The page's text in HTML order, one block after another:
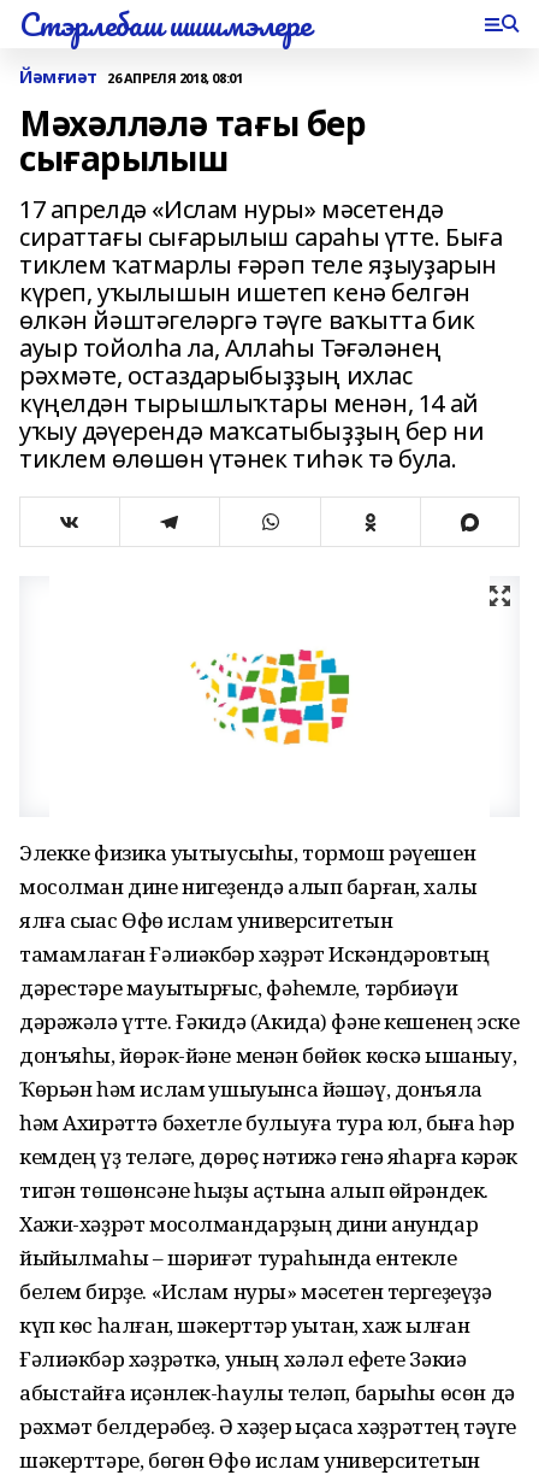
Стэрлебаш шишмэлере
Йәмғиәт 26 АПРЕЛЯ 2018, 08:01
Мәхәлләлә тағы бер
сығарылыш
17 апрелдә «Ислам нуры» мәсетендә
сираттағы сығарылыш сараһы үтте. Быға
тиклем ҡатмарлы ғәрәп теле яҙыуҙарын
күреп, уҡылышын ишетеп кенә белгән
өлкән йәштәгеләргә тәүге ваҡытта бик
ауыр тойолһа ла, Аллаһы Тәғәләнең
рәхмәте, остаздарыбыҙҙың ихлас
күңелдән тырышлыҡтары менән, 14 ай
уҡыу дәүерендә маҡсатыбыҙҙың бер ни
тиклем өлөшөн үтәнек тиһәк тә була.
Элекке физика уҡытыусыһы, тормош рәүешен
мосолман дине нигеҙендә алып барған, хаҡлы
ялға сыҡҡас Өфө ислам университетын
тамамлаған Ғәлиәкбәр хәҙрәт Искәндәровтың
дәрестәре мауыҡтырғыс, фәһемле, тәрбиәүи
дәрәжәлә үтте. Ғәкидә (Акида) фәне кешенең эске
донъяһы, йөрәк-йәне менән бөйөк көскә ышаныу,
Ҡөрьән һәм ислам ҡушыуынса йәшәү, донъяла
һәм Ахирәттә бәхетле булыуға тура юл, быға һәр
кемдең үҙ теләге, дөрөҫ нәтижә генә яһарға кәрәк
тигән төшөнсәне һыҙыҡ аҫтына алып өйрәндек.
Хажи-хәҙрәт мосолмандарҙың дини ҡанундар
йыйылмаһы – шәриғәт тураһында ентекле
белем бирҙе. «Ислам нуры» мәсетен тергеҙеүҙә
күп көс һалған, шәкерттәр уҡытҡан, хаж ҡылған
Ғәлиәкбәр хәҙрәткә, уның хәләл ефете Зәкиә
абыстайға иҫәнлек-һаулыҡ теләп, барыһы өсөн дә
рәхмәт белдерәбеҙ. Ә хәҙер ҡыҫҡаса хәҙрәттең тәүге
шәкерттәре, бөгөн Өфө ислам университетын